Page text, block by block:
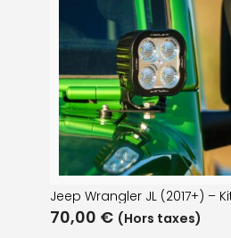
Jeep Wrangler JL (2017+) –
70,00 € (Hors taxes)